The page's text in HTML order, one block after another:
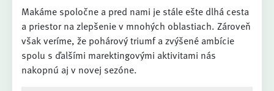
Makáme spoločne a pred nami je stále ešte dlhá cesta
a priestor na zlepšenie v mnohých oblastiach. Zároveň
však veríme, že pohárový triumf a zvýšené ambície
spolu s ďalšími marektingovými aktivitami nás
nakopnú aj v novej sezóne.